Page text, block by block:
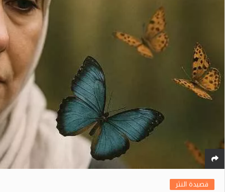
قصيدة النثر